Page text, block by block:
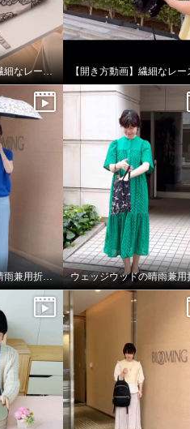
【たたみ方動画】繊細なレースデザインの保冷バッグ
ウェッジウッドの晴雨兼用折りたたみ日傘